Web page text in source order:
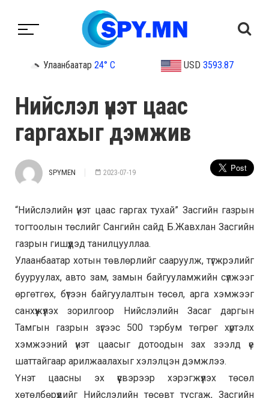
Улаанбаатар 24° C USD 3593.87
Нийслэл үнэт цаас
гаргахыг дэмжив
SPYMEN 2023-07-19
“Нийслэлийн үнэт цаас гаргах тухай” Засгийн газрын
тогтоолын төслийг Сангийн сайд Б.Жавхлан Засгийн
газрын гишүүдэд танилцууллаа.
Улаанбаатар хотын төвлөрлийг сааруулж, түгжрэлийг
бууруулах, авто зам, замын байгууламжийн сүлжээг
өргөтгөх, бүтээн байгуулалтын төсөл, арга хэмжээг
санхүүжүүлэх зорилгоор Нийслэлийн Засаг даргын
Тамгын газрын зүгээс 500 тэрбум төгрөг хүртэлх
хэмжээний үнэт цаасыг дотоодын зах зээлд үе
шаттайгаар арилжаалахыг хэлэлцэн дэмжлээ.
Үнэт цаасны эх үүсвэрээр хэрэгжүүлэх төсөл
хөтөлбөрүүдийг Нийслэлийн төсөвт тусгаж, Засгийн